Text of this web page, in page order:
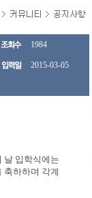
1984
2015-03-05
날 입학식에는
축하하며 각계